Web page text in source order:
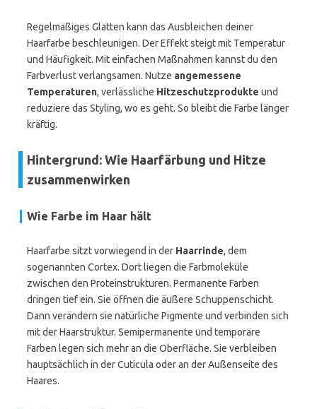
Regelmäßiges Glätten kann das Ausbleichen deiner
Haarfarbe beschleunigen. Der Effekt steigt mit Temperatur
und Häufigkeit. Mit einfachen Maßnahmen kannst du den
Farbverlust verlangsamen. Nutze angemessene
Temperaturen, verlässliche Hitzeschutzprodukte und
reduziere das Styling, wo es geht. So bleibt die Farbe länger
kräftig.
Hintergrund: Wie Haarfärbung und Hitze
zusammenwirken
Wie Farbe im Haar hält
Haarfarbe sitzt vorwiegend in der Haarrinde, dem
sogenannten Cortex. Dort liegen die Farbmoleküle
zwischen den Proteinstrukturen. Permanente Farben
dringen tief ein. Sie öffnen die äußere Schuppenschicht.
Dann verändern sie natürliche Pigmente und verbinden sich
mit der Haarstruktur. Semipermanente und temporäre
Farben legen sich mehr an die Oberfläche. Sie verbleiben
hauptsächlich in der Cuticula oder an der Außenseite des
Haares.